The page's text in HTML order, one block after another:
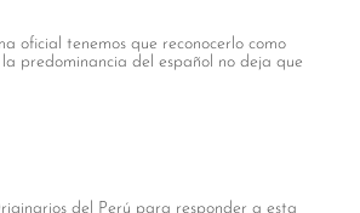
oficial tenemos que reconocerlo como
predominancia del español no deja que
del Perú para responder a esta